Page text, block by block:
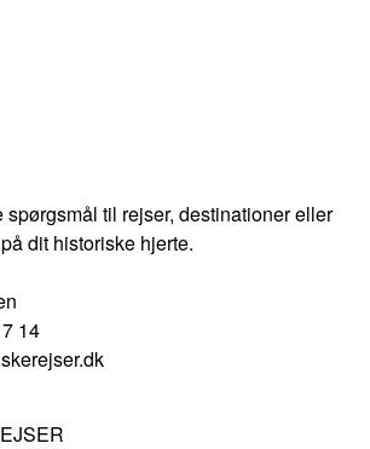
spørgsmål til rejser, destinationer eller
dit historiske hjerte.
14